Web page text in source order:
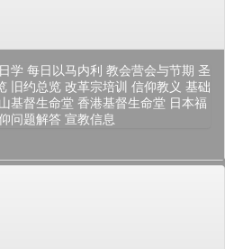
学 每日以马内利 教会营会与节期 圣
旧约总览 改革宗培训 信仰教义 基础
基督生命堂 香港基督生命堂 日本福
问题解答 宣教信息